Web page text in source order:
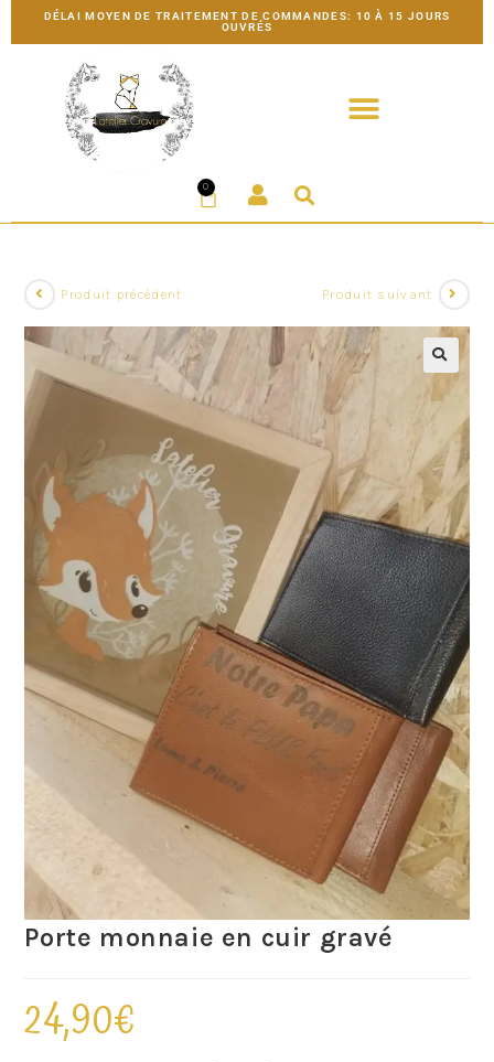
DÉLAI MOYEN DE TRAITEMENT DE COMMANDES: 10 À 15 JOURS
OUVRÉS
0
Produit précédent Produit suivant
Porte monnaie en cuir gravé
24,90€